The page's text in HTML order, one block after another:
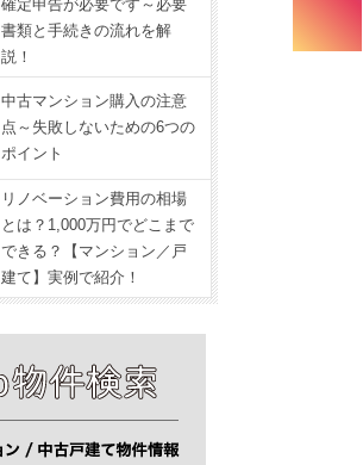
確定申告が必要です～必要
書類と手続きの流れを解
説！
中古マンション購入の注意
点～失敗しないための6つの
ポイント
リノベーション費用の相場
とは？1,000万円でどこまで
できる？【マンション／戸
建て】実例で紹介！